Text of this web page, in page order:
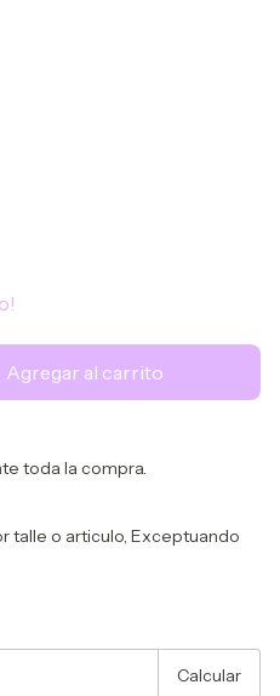
toda la compra.
talle o articulo, Exceptuando
Calcular